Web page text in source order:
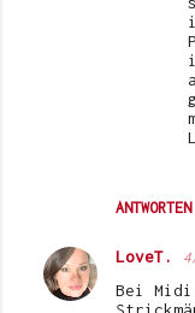
ANTWORTEN
LoveT.
Bei